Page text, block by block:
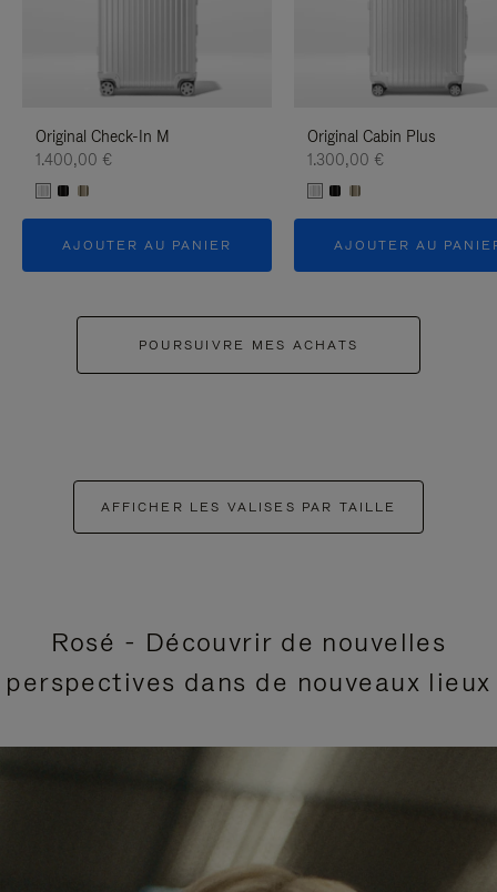
Original Check-In M
1.400,00 €
AJOUTER AU PANIER
Original Cabin Plus
1.300,00 €
AJOUTER AU
POURSUIVRE MES ACHATS
AFFICHER LES VALISES PAR TAILLE
Rosé - Découvrir de nouvelles
perspectives dans de nouveaux lieux